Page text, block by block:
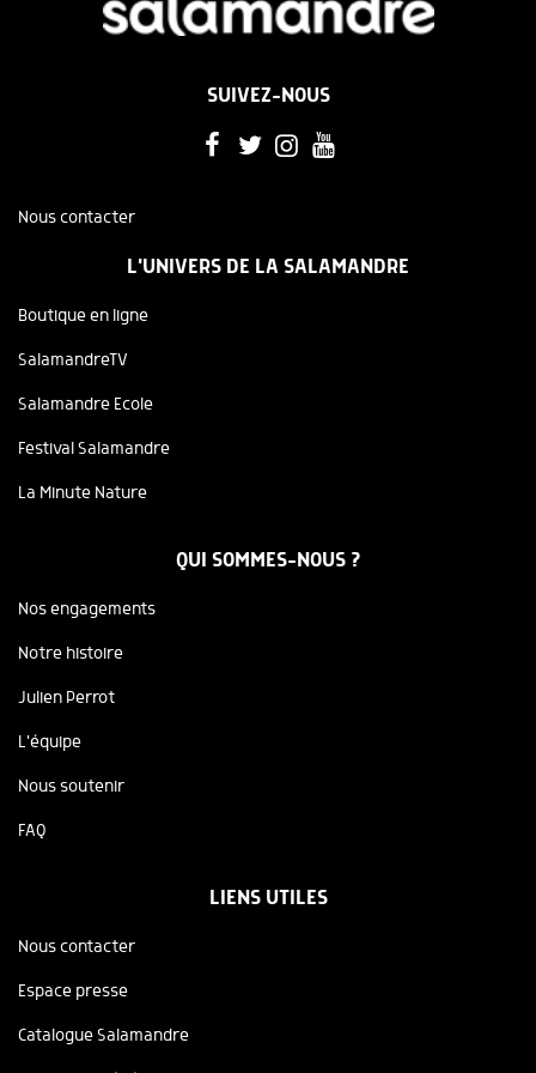
SUIVEZ-NOUS
Nous contacter
L'UNIVERS DE LA SALAMANDRE
Boutique en ligne
SalamandreTV
Salamandre Ecole
Festival Salamandre
La Minute Nature
QUI SOMMES-NOUS ?
Nos engagements
Notre histoire
Julien Perrot
L'équipe
Nous soutenir
FAQ
LIENS UTILES
Nous contacter
Espace presse
Catalogue Salamandre